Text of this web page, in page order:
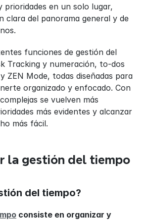
prioridades en un solo lugar,
clara del panorama general y de
funciones de gestión del
Tracking y numeración, to-dos
ZEN Mode, todas diseñadas para
organizado y enfocado. Con
se vuelven más
más evidentes y alcanzar
más fácil.
la gestión del tiempo
del tiempo?
consiste en organizar y